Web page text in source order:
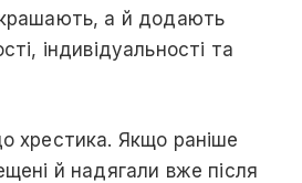
а й додають
індивідуальності та
хрестика. Якщо раніше
й надягали вже після